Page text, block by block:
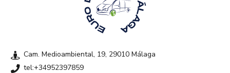
Cam. Medioambiental, 19, 29010 Málaga
tel:+34952397859